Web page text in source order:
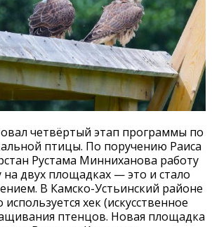
четвёртый этап программы по
птицы. По поручению Раиса
Рустама Минниханова работу
на двух площадках — это и стало
В Камско-Устьинский районе
хек (искусственное
птенцов. Новая площадка